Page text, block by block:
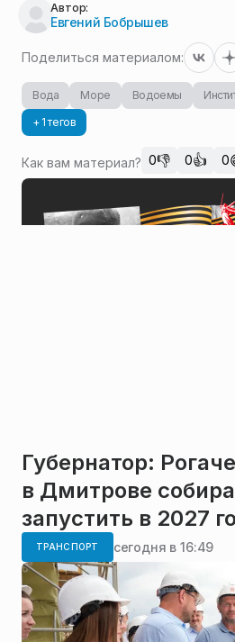
Автор:
Евгений Бобрышев
Поделиться материалом:
Вода Море Водоемы
+ 1 тегов
Как вам материал? 0👎 0👍 0
Губернатор:
в Дмитрове
запустить в 2027
ТРАНСПОРТ сегодня в 16:49